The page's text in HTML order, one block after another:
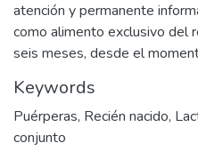
atención y permanente
como alimento exclusivo del
seis meses, desde el
Keywords
Puérperas, Recién nacido,
conjunto